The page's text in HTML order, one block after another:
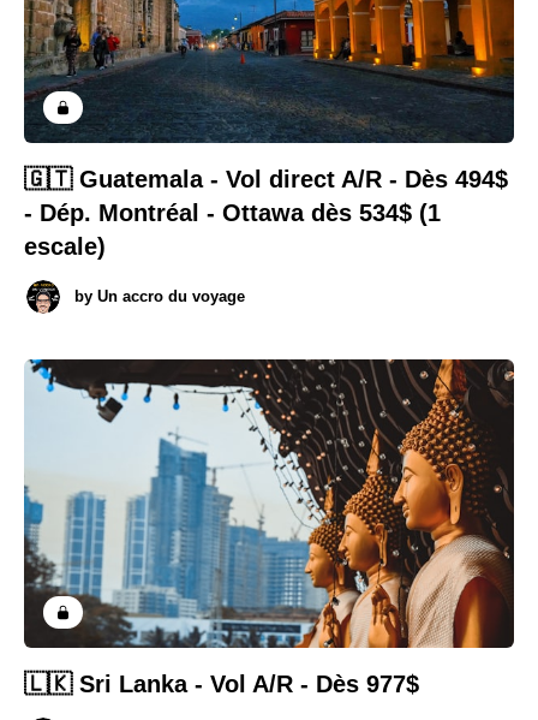
🇬🇹 Guatemala - Vol direct A/R - Dès 494$
- Dép. Montréal - Ottawa dès 534$ (1
escale)
by Un accro du voyage
🇱🇰 Sri Lanka - Vol A/R - Dès 977$